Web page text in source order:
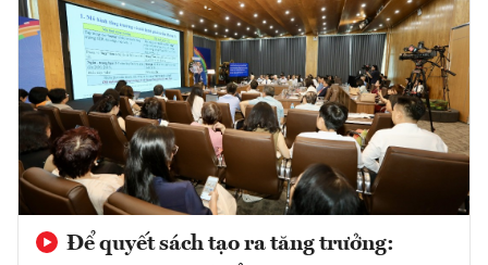
Để quyết sách tạo ra tăng trưởng: